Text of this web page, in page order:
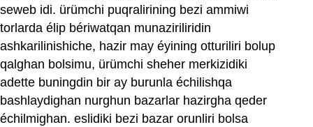
seweb idi. ürümchi puqralirining bezi ammiwi
torlarda élip bériwatqan munaziriliridin
ashkarilinishiche, hazir may éyining otturiliri bolup
qalghan bolsimu, ürümchi sheher merkizidiki
adette buningdin bir ay burunla échilishqa
bashlaydighan nurghun bazarlar hazirgha qeder
échilmighan. eslidiki bezi bazar orunliri bolsa